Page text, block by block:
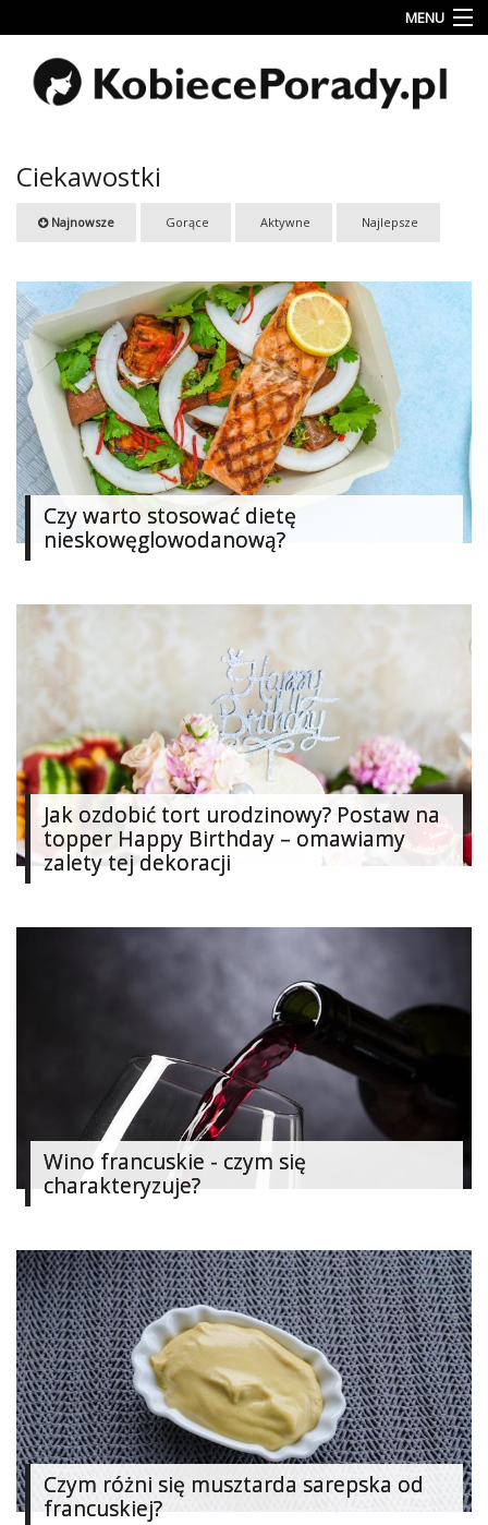
MENU
Uroda
Miłość
Rodzina
Dziecko
Przepisy
kulinarne
Kobiece
Wyznania
Wnętrza
Fitness
Ślub
Moda
Zakupy
Kultura
Porady
ekspertów
Strefa
Blogerek
Dodaj
galerię
Ciekawostki
Najnowsze Gorące Aktywne Najlepsze
Czy warto stosować dietę
nieskowęglowodanową?
Jak ozdobić tort urodzinowy? Postaw na
topper Happy Birthday – omawiamy
zalety tej dekoracji
Wino francuskie - czym się
charakteryzuje?
Czym różni się musztarda sarepska od
francuskiej?